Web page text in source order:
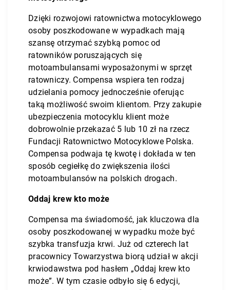
Dzięki rozwojowi ratownictwa motocyklowego
osoby poszkodowane w wypadkach mają
szansę otrzymać szybką pomoc od
ratowników poruszających się
motoambulansami wyposażonymi w sprzęt
ratowniczy. Compensa wspiera ten rodzaj
udzielania pomocy jednocześnie oferując
taką możliwość swoim klientom. Przy zakupie
ubezpieczenia motocyklu klient może
dobrowolnie przekazać 5 lub 10 zł na rzecz
Fundacji Ratownictwo Motocyklowe Polska.
Compensa podwaja tę kwotę i dokłada w ten
sposób cegiełkę do zwiększenia ilości
motoambulansów na polskich drogach.
Oddaj krew kto może
Compensa ma świadomość, jak kluczowa dla
osoby poszkodowanej w wypadku może być
szybka transfuzja krwi. Już od czterech lat
pracownicy Towarzystwa biorą udział w akcji
krwiodawstwa pod hasłem „Oddaj krew kto
może”. W tym czasie odbyło się 6 edycji,